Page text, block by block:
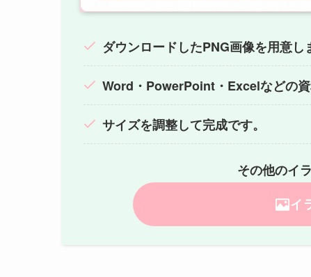
ダウンロードしたPNG画像を用意し
Word・PowerPoint・Excelなどの資
サイズを調整して完成です。
その他のイ
イ